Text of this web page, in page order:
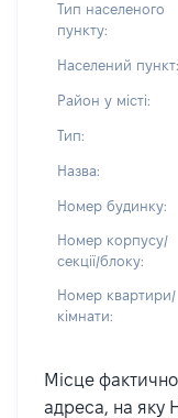
Тип населеного
пункту:
Населений пункт:
Район у місті:
Тип:
Назва:
Номер будинку:
Номер корпусу/
секції/блоку:
Номер квартири/
кімнати:
Місце
адреса, на яку